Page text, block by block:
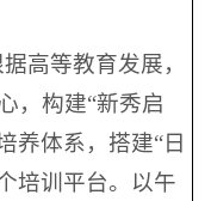
高等教育发展，
，构建“新秀启
养体系，搭建“日
培训平台。以午